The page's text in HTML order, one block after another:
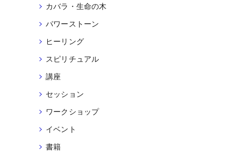
カバラ・生命の木
パワーストーン
ヒーリング
スピリチュアル
講座
セッション
ワークショップ
イベント
書籍